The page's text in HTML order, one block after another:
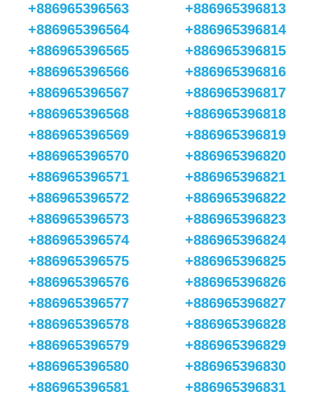
+886965396563
+886965396564
+886965396565
+886965396566
+886965396567
+886965396568
+886965396569
+886965396570
+886965396571
+886965396572
+886965396573
+886965396574
+886965396575
+886965396576
+886965396577
+886965396578
+886965396579
+886965396580
+886965396581
+886965396813
+886965396814
+886965396815
+886965396816
+886965396817
+886965396818
+886965396819
+886965396820
+886965396821
+886965396822
+886965396823
+886965396824
+886965396825
+886965396826
+886965396827
+886965396828
+886965396829
+886965396830
+886965396831